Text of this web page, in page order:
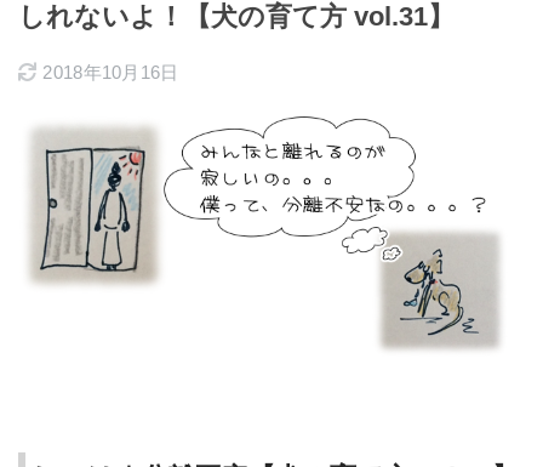
しれないよ！【犬の育て方 vol.31】
2018年10月16日